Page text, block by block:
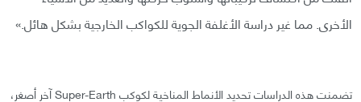
الأخرى. مما غير دراسة الأغلفة الجوية للكواكب الخارجية بشكل هائل.»
تضمنت هذه الدراسات تحديد الأنماط المناخية لكوكب Super-Earth آخر أصغر،